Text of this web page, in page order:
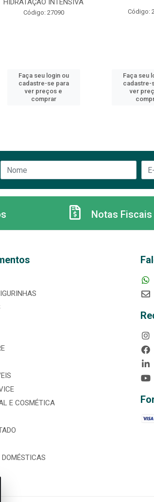
HIDRATAÇÃO INTENSIVA
Código: 27090
Faça seu login ou
cadastre-se para
ver preços e
comprar
Código:
Faça seu
cadastre-
ver
Notas Fiscais
E COSMÉTICA